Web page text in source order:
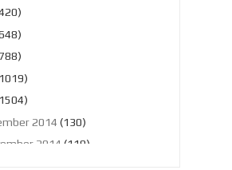
2014 (130)
2014 (119)